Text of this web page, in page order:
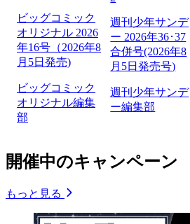
ビッグコミック
オリジナル 2026
年16号（2026年8
月5日発売)
ビッグコミック
オリジナル編集
部
週刊少年サンデ
ー 2026年36･37
合併号(2026年8
月5日発売号)
週刊少年サンデ
ー編集部
開催中のキャンペーン
もっと見る